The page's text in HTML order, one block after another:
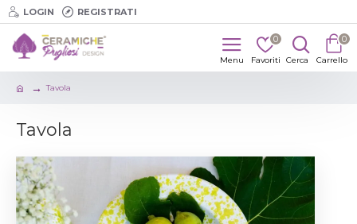
LOGIN REGISTRATI
0 0
Tavola
Tavola